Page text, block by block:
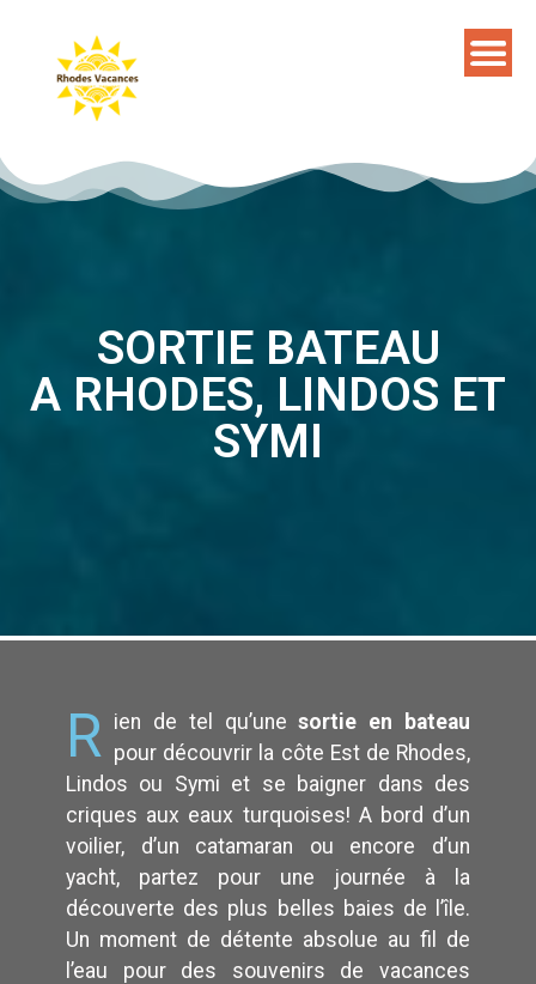
SORTIE BATEAU
A RHODES, LINDOS ET
SYMI
R ien de tel qu’unesortie en bateau
pour découvrir la côte Est de Rhodes,
Lindos ou Symi et se baigner dans des
criques aux eaux turquoises! A bord d’un
voilier, d’un catamaran ou encore d’un
yacht, partez pour une journée à la
découverte des plus belles baies de l’île.
Un moment de détente absolue au fil de
l’eau pour des souvenirs de vacances